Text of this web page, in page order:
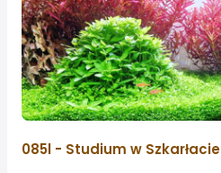
085l - Studium w Szkarłacie